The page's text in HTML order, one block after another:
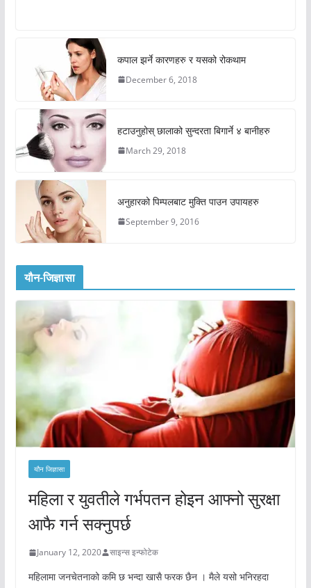
कपाल झर्ने कारणहरु र यसको रोकथाम
December 6, 2018
हटाउनुहोस् छालाको सुन्दरता बिगार्ने ४ बानीहरु
March 29, 2018
अनुहारको पिम्पलबाट मुक्ति पाउन उपायहरु
September 9, 2016
यौन-जिज्ञासा
यौन जिज्ञासा
महिला र युवतीले गर्भपतन होइन आफ्नो सुरक्षा
आफै गर्न सक्नुपर्छ
January 12, 2020 साइन्स इन्फोटेक
महिलामा जनचेतनाको कमि छ भन्दा खासै फरक छैन । मैले यसो भनिरहदा